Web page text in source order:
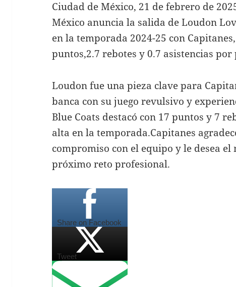
Ciudad de México, 21 de febrero de
México anuncia la salida de Loudon
en la temporada 2024-25 con
puntos,2.7 rebotes y 0.7 asistencias
Loudon fue una pieza clave para
banca con su juego revulsivo y
Blue Coats destacó con 17 puntos y 7
alta en la temporada.Capitanes
compromiso con el equipo y le desea
próximo reto profesional.
Share on Facebook
Tweet